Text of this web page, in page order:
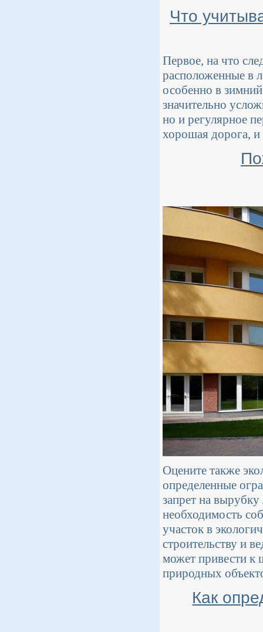
Что
Первое, на что
расположенные в
особенно в
значительно
но и регулярное
хорошая дорога, и
Оцените также
определенные
запрет на
необходимость
участок в
строительству и
может привести к
природных
Как